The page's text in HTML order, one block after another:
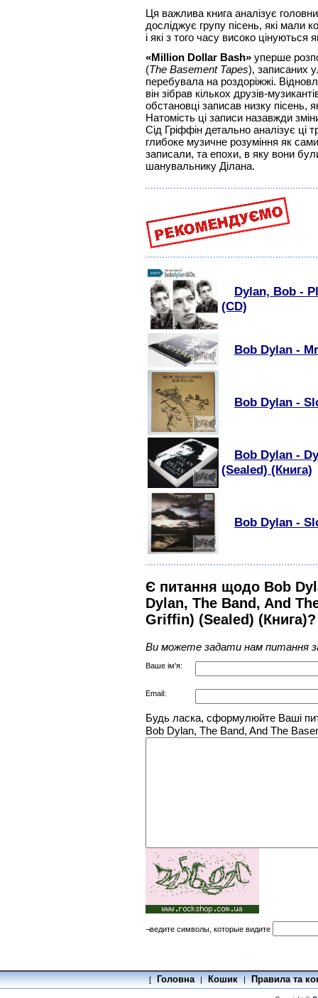
Ця важлива книга аналізує
досліджує групу пісень, які мали
і які з того часу високо
«Million Dollar Bash» уперше
(The Basement Tapes), записаних
перебувала на роздоріжжі.
він зібрав кількох друзів-
обстановці записав низку пісень,
Натомість ці записи назавжди
Сід Гріффін детально аналізує ці
глибоке музичне розуміння як
записали, та епохи, в яку вони
шанувальнику Ділана.
Dylan, Bob -
(CD)
Bob Dylan -
Bob Dylan -
Bob Dylan -
(Sealed) (Книга)
Bob Dylan -
Є питання щодо Bob
Dylan, The Band, And
Griffin) (Sealed) (Книга)?
Ви можете задати нам питання
Ваше ім'я:
Email:
Будь ласка, сформулюйте Ваші
Bob Dylan, The Band, And The
¬ведите символы, которые видите
[ Головна | Кошик | Правила та